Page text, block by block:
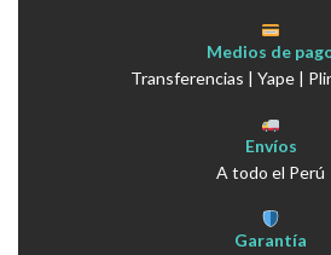
Medios de
Transferencias | Yape |
Envíos
A todo el Perú
Garantía